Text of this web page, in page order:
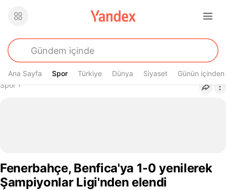
Ana Sayfa Spor
Spor Türkiye Dünya Siyaset Günün içinden
Buradasın
Spor›
Fenerbahçe, Benfica'ya 1-0 yenilerek
Şampiyonlar Ligi'nden elendi